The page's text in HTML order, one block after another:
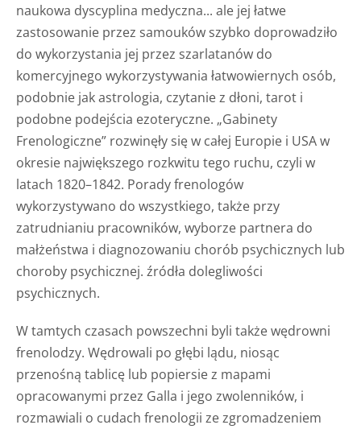
naukowa dyscyplina medyczna... ale jej łatwe
zastosowanie przez samouków szybko doprowadziło
do wykorzystania jej przez szarlatanów do
komercyjnego wykorzystywania łatwowiernych osób,
podobnie jak astrologia, czytanie z dłoni, tarot i
podobne podejścia ezoteryczne. „Gabinety
Frenologiczne” rozwinęły się w całej Europie i USA w
okresie największego rozkwitu tego ruchu, czyli w
latach 1820–1842. Porady frenologów
wykorzystywano do wszystkiego, także przy
zatrudnianiu pracowników, wyborze partnera do
małżeństwa i diagnozowaniu chorób psychicznych lub
choroby psychicznej. źródła dolegliwości
psychicznych.
W tamtych czasach powszechni byli także wędrowni
frenolodzy. Wędrowali po głębi lądu, niosąc
przenośną tablicę lub popiersie z mapami
opracowanymi przez Galla i jego zwolenników, i
rozmawiali o cudach frenologii ze zgromadzeniem